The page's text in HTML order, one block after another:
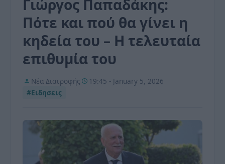
Γιώργος Παπαδάκης:
Πότε και πού θα γίνει η
κηδεία του – Η τελευταία
επιθυμία του
Νέα Διατροφής
19:45 - January 5, 2026
#Ειδησεις